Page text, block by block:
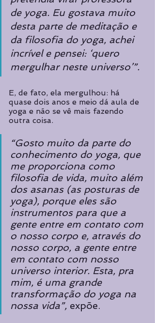
de yoga. Eu gostava muito
desta parte de meditação e
da filosofia do yoga, achei
incrível e pensei: ‘quero
mergulhar neste universo’”.
E, de fato, ela mergulhou: há
quase dois anos e meio dá aula de
yoga e não se vê mais fazendo
outra coisa.
“Gosto muito da parte do
conhecimento do yoga, que
me proporciona como
filosofia de vida, muito além
dos asanas (as posturas de
yoga), porque eles são
instrumentos para que a
gente entre em contato com
o nosso corpo e, através do
nosso corpo, a gente entre
em contato com nosso
universo interior. Esta, pra
mim, é uma grande
transformação do yoga na
nossa vida”, expõe.